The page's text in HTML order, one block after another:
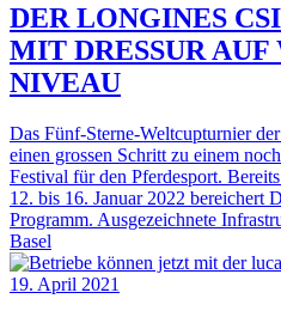
DER LONGINES
MIT DRESSUR
NIVEAU
Das Fünf-Sterne-Weltcupturnier
einen grossen Schritt zu einem
Festival für den Pferdesport.
12. bis 16. Januar 2022 bereichert
Programm. Ausgezeichnete
Basel
19. April 2021